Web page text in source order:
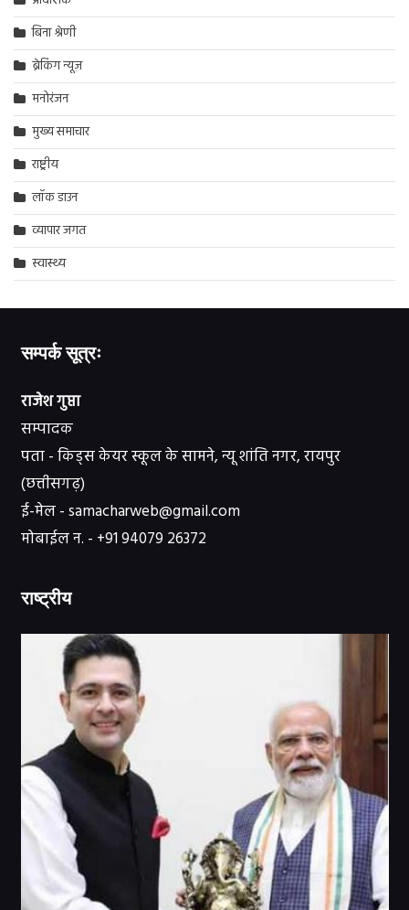
बिना श्रेणी
ब्रेकिंग न्यूज़
मनोरंजन
मुख्य समाचार
राष्ट्रीय
लॉक डाउन
व्यापार जगत
स्वास्थ्य
सम्पर्क सूत्रः
राजेश गुप्ता
सम्पादक
पता - किड्स केयर स्कूल के सामने, न्यू शांति नगर, रायपुर
(छत्तीसगढ़)
ई-मेल - samacharweb@gmail.com
मोबाईल न. - +91 94079 26372
राष्ट्रीय